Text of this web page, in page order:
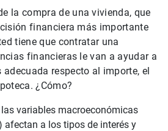
la compra de una vivienda, que
financiera más importante
tiene que contratar una
financieras le van a ayudar a
respecto al importe, el
¿Cómo?
variables macroeconómicas
afectan a los tipos de interés y